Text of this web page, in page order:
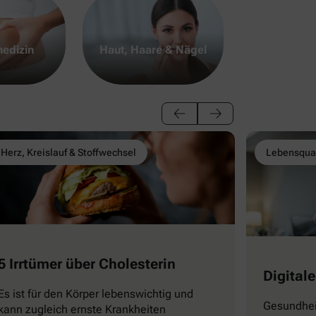
Haut, Haare & Nägel
Herz, Kreislauf & Stoffwechsel
Irrtümer über Cholesterin
ist für den Körper lebenswichtig und
zugleich ernste Krankheiten